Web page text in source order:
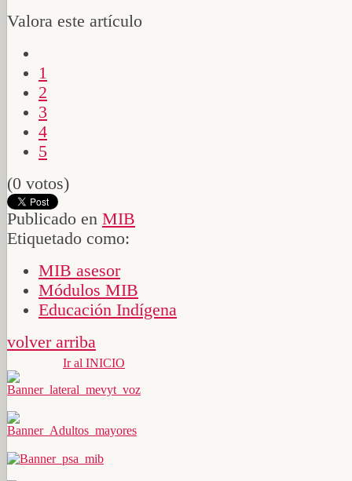
Valora este artículo
1
2
3
4
5
(0 votos)
Publicado en MIB
Etiquetado como:
MIB asesor
Módulos MIB
Educación Indígena
volver arriba
Ir al INICIO